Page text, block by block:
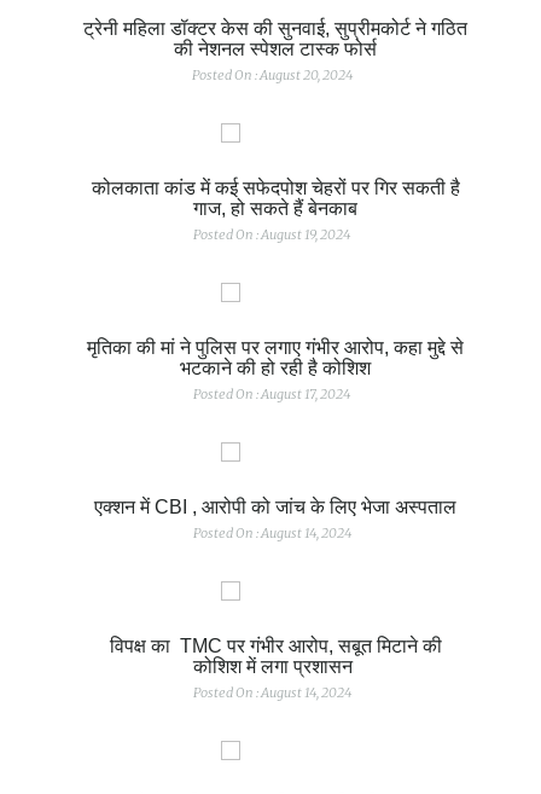
ट्रेनी महिला डॉक्टर केस की सुनवाई, सुप्रीमकोर्ट ने गठित
की नेशनल स्पेशल टास्क फोर्स
Posted On : August 20, 2024
कोलकाता कांड में कई सफेदपोश चेहरों पर गिर सकती है
गाज, हो सकते हैं बेनकाब
Posted On : August 19, 2024
मृतिका की मां ने पुलिस पर लगाए गंभीर आरोप, कहा मुद्दे से
भटकाने की हो रही है कोशिश
Posted On : August 17, 2024
एक्शन में CBI , आरोपी को जांच के लिए भेजा अस्पताल
Posted On : August 14, 2024
विपक्ष का TMC पर गंभीर आरोप, सबूत मिटाने की
कोशिश में लगा प्रशासन
Posted On : August 14, 2024